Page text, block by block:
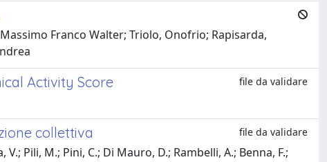
Franco Walter; Triolo, Onofrio; Rapisarda,
Activity Score file da validare
collettiva file da validare
Pili, M.; Pini, C.; Di Mauro, D.; Rambelli, A.; Benna, F.;